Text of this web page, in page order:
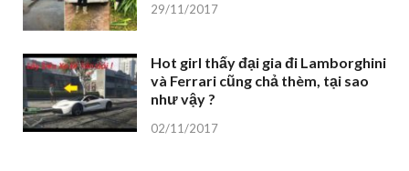
29/11/2017
Hot girl thấy đại gia đi Lamborghini
và Ferrari cũng chả thèm, tại sao
như vậy ?
02/11/2017